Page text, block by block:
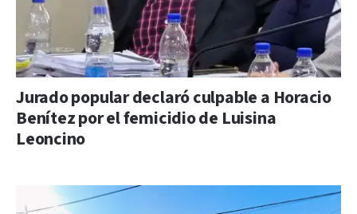
Jurado popular declaró culpable a Horacio
Benítez por el femicidio de Luisina
Leoncino